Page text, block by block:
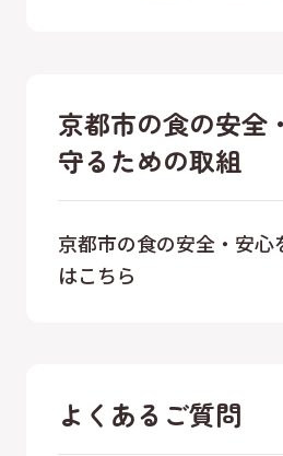
京都市の食の安全
守るための取組
京都市の食の安全・安心
はこちら
よくあるご質問